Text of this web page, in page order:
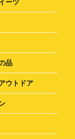
ーツ
品
ウトドア